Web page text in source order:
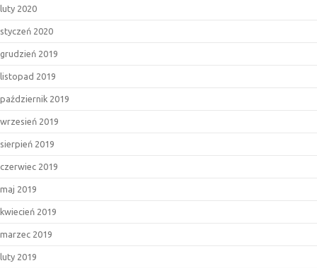
luty 2020
styczeń 2020
grudzień 2019
listopad 2019
październik 2019
wrzesień 2019
sierpień 2019
czerwiec 2019
maj 2019
kwiecień 2019
marzec 2019
luty 2019